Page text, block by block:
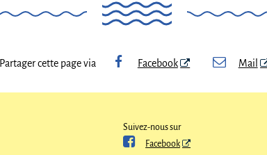
Partager cette page via Facebook Mail
Suivez-nous sur
 Facebook